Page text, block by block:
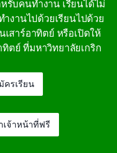
รับคนทำงาน เรียนได้ไม่
างานไปด้วยเรียนไปด้วย
สาร์อาทิตย์ หรือเปิดให้
ทิตย์ ที่มหาวิทยาลัยเกริก
ครเรียน
เจ้าหน้าที่ฟรี